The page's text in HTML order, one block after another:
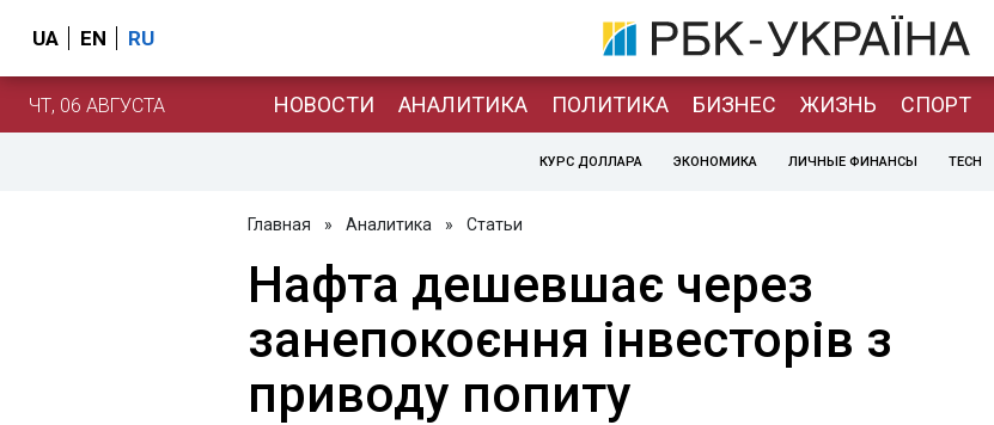
UA EN RU
ЧТ, 06 АВГУСТА НОВОСТИ АНАЛИТИКА ПОЛИТИКА БИЗНЕС ЖИЗНЬ СПОРТ
КУРС ДОЛЛАРА ЭКОНОМИКА ЛИЧНЫЕ ФИНАНСЫ TECH
Главная » Аналитика » Статьи
Нафта дешевшає через
занепокоєння інвесторів з
приводу попиту